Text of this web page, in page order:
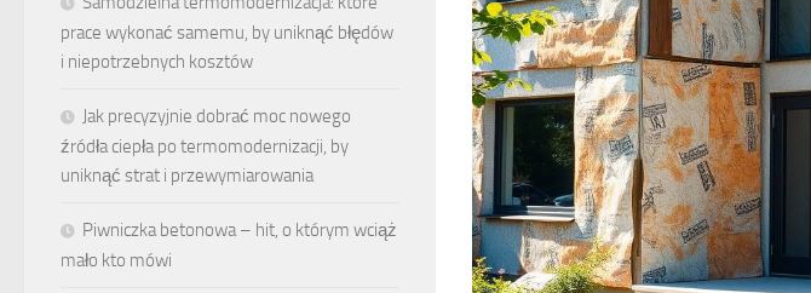
prace wykonać samemu, by uniknąć błędów
i niepotrzebnych kosztów
Jak precyzyjnie dobrać moc nowego
źródła ciepła po termomodernizacji, by
uniknąć strat i przewymiarowania
Piwniczka betonowa – hit, o którym wciąż
mało kto mówi